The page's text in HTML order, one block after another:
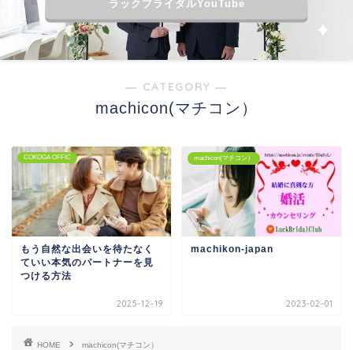
ラックブライダルYouTube
― CATEGORY ―
machicon(マチコン）
COKOGA OFFIC
もう自然な出会いを待たなく
ていい本気のパートナーを見
つける方法
2025-12-19
machicon(マチコン）
machikon‐japan
2023-02-01
HOME machicon(マチコン）